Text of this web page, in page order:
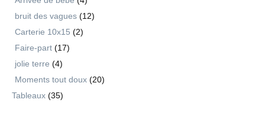
bruit des vagues (12)
Carterie 10x15 (2)
Faire-part (17)
jolie terre (4)
Moments tout doux (20)
Tableaux (35)